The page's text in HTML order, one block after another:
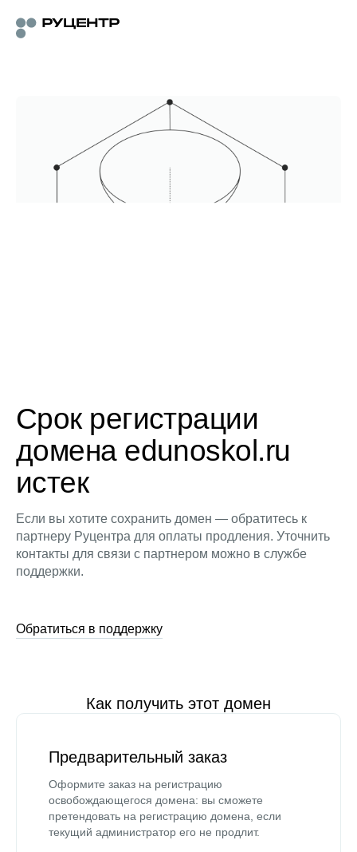
Срок регистрации
домена edunoskol.ru
истек
Если вы хотите сохранить домен — обратитесь к
партнеру Руцентра для оплаты продления. Уточнить
контакты для связи с партнером можно в службе
поддержки.
Обратиться в поддержку
Как получить этот домен
Предварительный заказ
Оформите заказ на регистрацию
освобождающегося домена: вы сможете
претендовать на регистрацию домена, если
текущий администратор его не продлит.